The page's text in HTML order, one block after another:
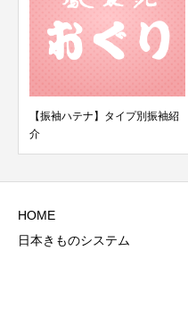
成人式まで１ヶ月を切りまし
た！
HOME
日本きものシステム